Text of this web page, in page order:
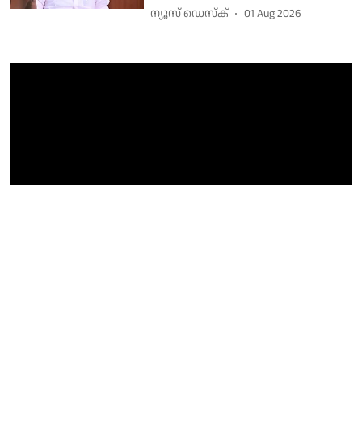
ന്യൂസ് ഡെസ്ക് 01 Aug 2026